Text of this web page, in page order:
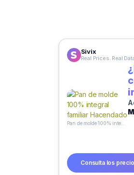
Sivix
Real Prices. Real
Pan de molde 100% integral familiar Hacendado
Consulta los